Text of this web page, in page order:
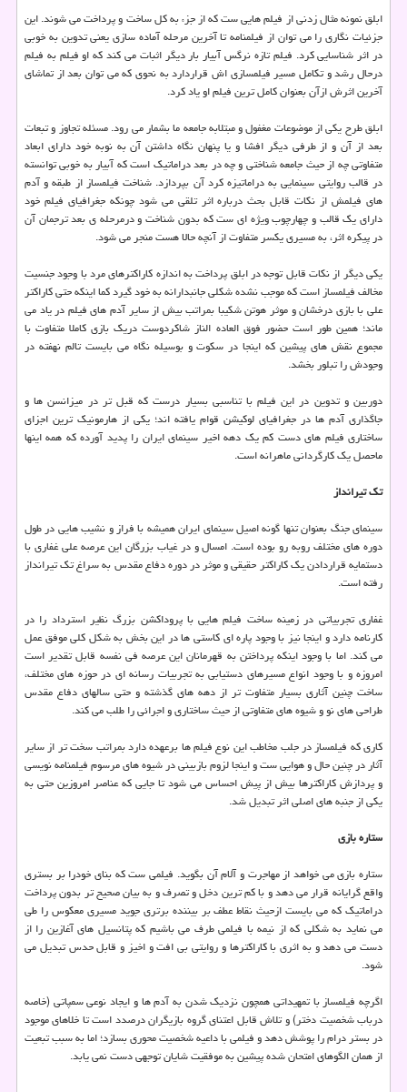
ابلق نمونه مثال زدنی از فیلم هایی ست که از جزء به کل ساخت و پرداخت می شوند. این
جزئیات نگاری را می توان از فیلمنامه تا آخرین مرحله آماده سازی یعنی تدوین به خوبی
در اثر شناسایی کرد. فیلم تازه نرگس آبیار بار دیگر اثبات می کند که او فیلم به فیلم
درحال رشد و تکامل مسیر فیلمسازی اش قراردارد به نحوی که می توان بعد از تماشای
آخرین اثرش ازآن بعنوان کامل ترین فیلم او یاد کرد.
ابلق طرح یکی از موضوعات مغفول و مبتلابه جامعه ما بشمار می رود. مسئله تجاوز و تبعات
بعد از آن و از طرفی دیگر افشا و یا پنهان نگاه داشتن آن به نوبه خود دارای ابعاد
متفاوتی چه از حیث جامعه شناختی و چه در بعد دراماتیک است که آبیار به خوبی توانسته
در قالب روایتی سینمایی به دراماتیزه کرد آن بپردازد. شناخت فیلمساز از طبقه و آدم
های فیلمش از نکات قابل بحث درباره اثر تلقی می شود چونکه جغرافیای فیلم خود
دارای یک قالب و چهارچوب ویژه ای ست که بدون شناخت و درمرحله ی بعد ترجمان آن
در پیکره اثر، به مسیری یکسر متفاوت از آنچه حالا هست منجر می شود.
یکی دیگر از نکات قابل توجه در ابلق پرداخت به اندازه کاراکترهای مرد با وجود جنسیت
مخالف فیلمساز است که موجب نشده شکلی جانبدارانه به خود گیرد کما اینکه حتی کاراکتر
علی با بازی درخشان و موثر هوتن شکیبا بمراتب بیش از سایر آدم های فیلم در یاد می
ماند؛ همین طور است حضور فوق العاده الناز شاکردوست دریک بازی کاملا متفاوت با
مجموع نقش های پیشین که اینجا در سکوت و بوسیله نگاه می بایست تالم نهفته در
وجودش را تبلور بخشد.
دوربین و تدوین در این فیلم با تناسبی بسیار درست که قبل تر در میزانسن ها و
جاگذاری آدم ها در جغرافیای لوکیشن قوام یافته اند؛ یکی از هارمونیک ترین اجزای
ساختاری فیلم های دست کم یک دهه اخیر سینمای ایران را پدید آورده که همه اینها
ماحصل یک کارگردانی ماهرانه است.
تک تیرانداز
سینمای جنگ بعنوان تنها گونه اصیل سینمای ایران همیشه با فراز و نشیب هایی در طول
دوره های مختلف روبه رو بوده است. امسال و در غیاب بزرگان این عرصه علی غفاری با
دستمایه قراردادن یک کاراکتر حقیقی و موثر در دوره دفاع مقدس به سراغ تک تیرانداز
رفته است.
غفاری تجربیاتی در زمینه ساخت فیلم هایی با پروداکشن بزرگ نظیر استرداد را در
کارنامه دارد و اینجا نیز با وجود پاره ای کاستی ها در این بخش به شکل کلی موفق عمل
می کند. اما با وجود اینکه پرداختن به قهرمانان این عرصه فی نفسه قابل تقدیر است
امروزه و با وجود انواع مسیرهای دستیابی به تجربیات رسانه ای در حوزه های مختلف،
ساخت چنین آثاری بسیار متفاوت تر از دهه های گذشته و حتی سالهای دفاع مقدس
طراحی های نو و شیوه های متفاوتی از حیث ساختاری و اجرائی را طلب می کند.
کاری که فیلمساز در جلب مخاطب این نوع فیلم ها برعهده دارد بمراتب سخت تر از سایر
آثار در چنین حال و هوایی ست و اینجا لزوم بازبینی در شیوه های مرسوم فیلمنامه نویسی
و پردازش کاراکترها بیش از پیش احساس می شود تا جایی که عناصر امروزین حتی به
یکی از جنبه های اصلی اثر تبدیل شد.
ستاره بازی
ستاره بازی می خواهد از مهاجرت و آلام آن بگوید. فیلمی ست که بنای خودرا بر بستری
واقع گرایانه قرار می دهد و با کم ترین دخل و تصرف و به بیان صحیح تر بدون پرداخت
دراماتیک که می بایست ازحیث نقاط عطف بر بیننده برتری جوید مسیری معکوس را طی
می نماید به شکلی که از نیمه با فیلمی طرف می باشیم که پتانسیل های آغازین را از
دست می دهد و به اثری با کاراکترها و روایتی بی افت و اخیز و قابل حدس تبدیل می
شود.
اگرچه فیلمساز با تمهیداتی همچون نزدیک شدن به آدم ها و ایجاد نوعی سمپاتی (خاصه
درباب شخصیت دختر) و تلاش قابل اعتنای گروه بازیگران درصدد است تا خلاهای موجود
در بستر درام را پوشش دهد و فیلمی با داعیه شخصیت محوری بسازد؛ اما به سبب تبعیت
از همان الگوهای امتحان شده پیشین به موفقیت شایان توجهی دست نمی یابد.